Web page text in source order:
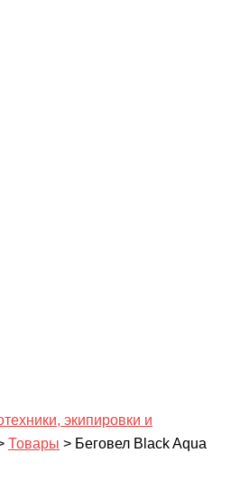
экипировки и
Товары > Беговел Black Aqua